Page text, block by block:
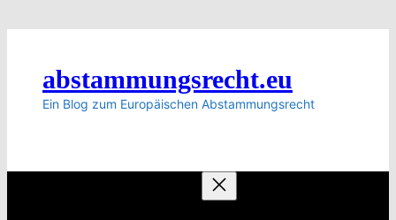
abstammungsrecht.eu
Ein Blog zum Europäischen Abstammungsrecht